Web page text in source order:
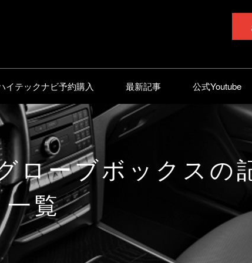
イテックナビ予約購入 最新記事 公式Youtube
ローブボックス の
一覧